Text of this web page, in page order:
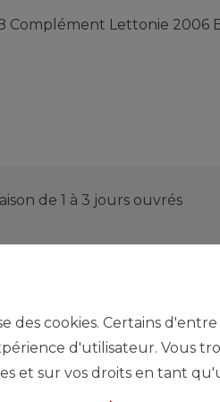
Complément Lettonie 2006
de 1 à 3 jours ouvrés
Formulaire de
des cookies. Certains
d'utilisateur. Vous
et sur vos droits en tant